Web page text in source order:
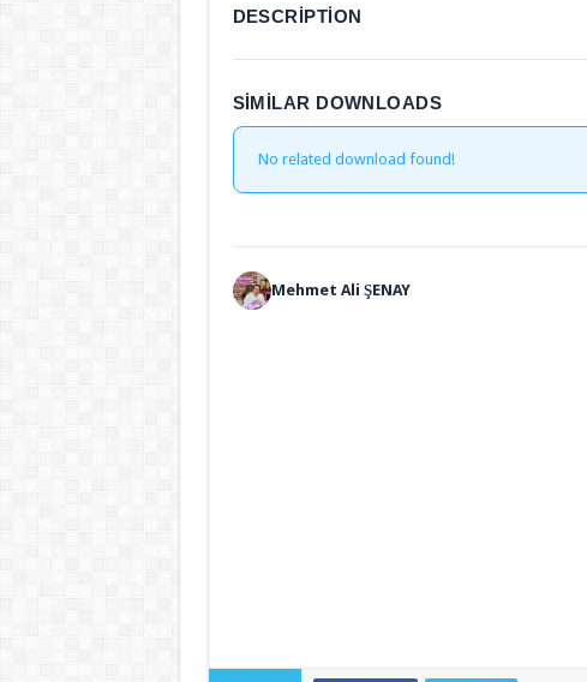
DESCRIPTION
SIMILAR DOWNLOADS
No related download found!
Mehmet Ali ŞENAY